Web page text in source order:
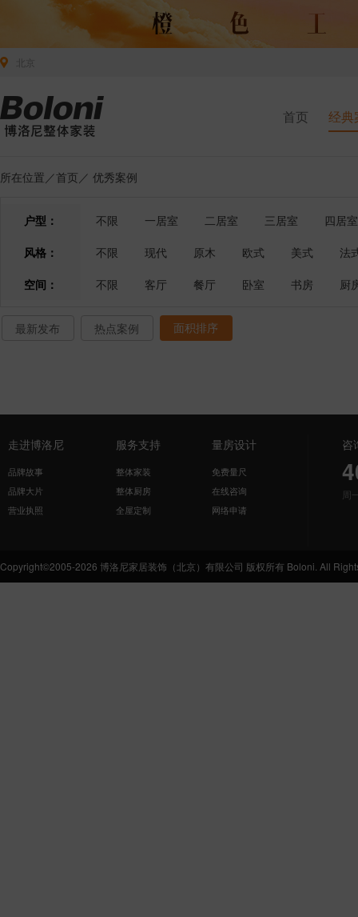
首页 经典
所在位置／首页 ／ 优秀案例
户型： 不限 一居室 二居室 三居室
四居室
风格：
不限 现代 原木 欧式 美式
法
空间：
不限 客厅 餐厅 卧室 书房 厨
最新发布 热点案例 面积排序
走进博洛尼
品牌故事
品牌大片
营业执照
服务支持
整体家装
整体厨房
全屋定制
量房设计
免费量尺
在线咨询
网络申请
咨
周
Copyright©2005-2026 博洛尼家居装饰（北京）有限公司 版权所有 Boloni. All